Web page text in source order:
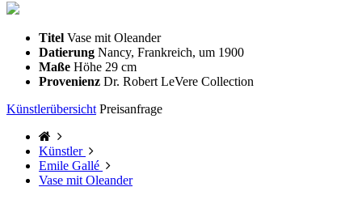
Titel Vase mit Oleander
Datierung Nancy, Frankreich, um 1900
Maße Höhe 29 cm
Provenienz Dr. Robert LeVere Collection
Künstlerübersicht Preisanfrage
Künstler
Emile Gallé
Vase mit Oleander